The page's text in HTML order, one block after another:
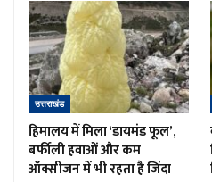
उत्तराखंड
हिमालय में मिला ‘डायमंड फूल’,
बर्फीली हवाओं और कम
ऑक्सीजन में भी रहता है जिंदा